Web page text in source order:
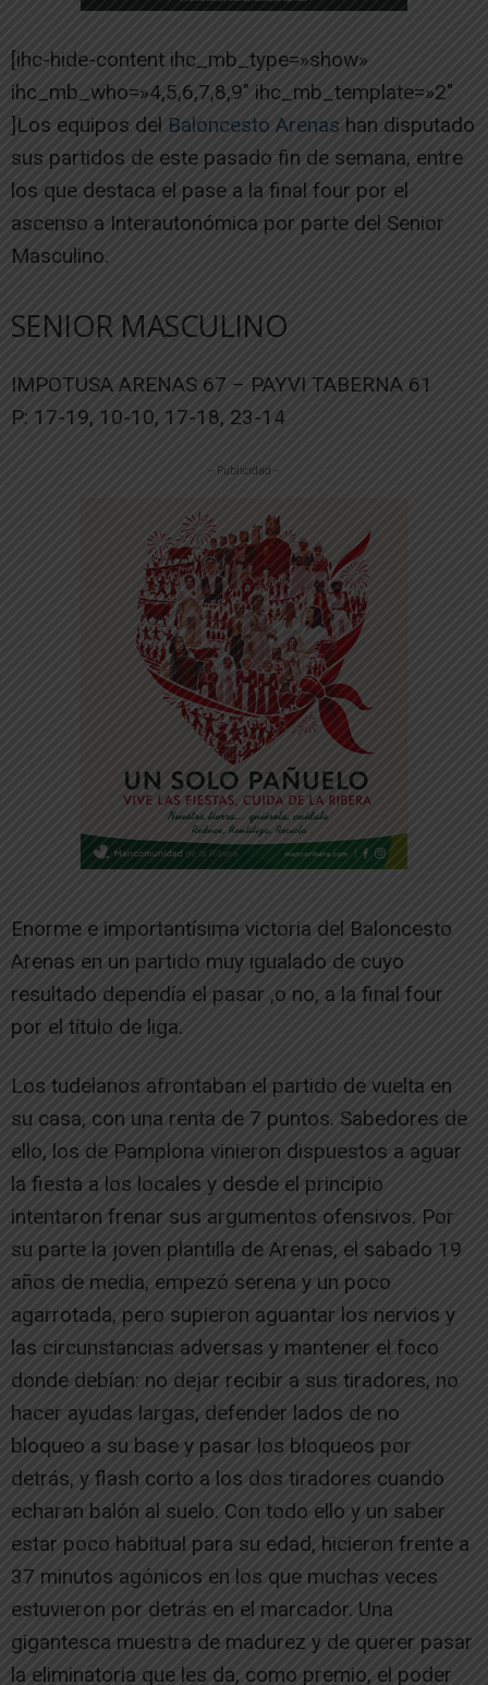
[ihc-hide-content ihc_mb_type=»show»
ihc_mb_who=»4,5,6,7,8,9″ ihc_mb_template=»2″
]Los equipos del Baloncesto Arenas han disputado
sus partidos de este pasado fin de semana, entre
los que destaca el pase a la final four por el
ascenso a Interautonómica por parte del Senior
Masculino.
SENIOR MASCULINO
IMPOTUSA ARENAS 67 – PAYVI TABERNA 61
P: 17-19, 10-10, 17-18, 23-14
-- Publicidad --
Enorme e importantísima victoria del Baloncesto
Arenas en un partido muy igualado de cuyo
resultado dependía el pasar ,o no, a la final four
por el título de liga.
Los tudelanos afrontaban el partido de vuelta en
su casa, con una renta de 7 puntos. Sabedores de
ello, los de Pamplona vinieron dispuestos a aguar
la fiesta a los locales y desde el principio
intentaron frenar sus argumentos ofensivos. Por
su parte la joven plantilla de Arenas, el sabado 19
años de media, empezó serena y un poco
agarrotada, pero supieron aguantar los nervios y
las circunstancias adversas y mantener el foco
donde debían: no dejar recibir a sus tiradores, no
hacer ayudas largas, defender lados de no
bloqueo a su base y pasar los bloqueos por
detrás, y flash corto a los dos tiradores cuando
echaran balón al suelo. Con todo ello y un saber
estar poco habitual para su edad, hicieron frente a
37 minutos agónicos en los que muchas veces
estuvieron por detrás en el marcador. Una
gigantesca muestra de madurez y de querer pasar
la eliminatoria que les da, como premio, el poder